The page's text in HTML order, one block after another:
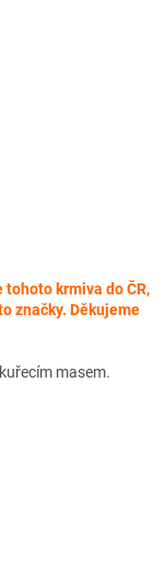
krmiva do ČR,
značky. Děkujeme
masem.